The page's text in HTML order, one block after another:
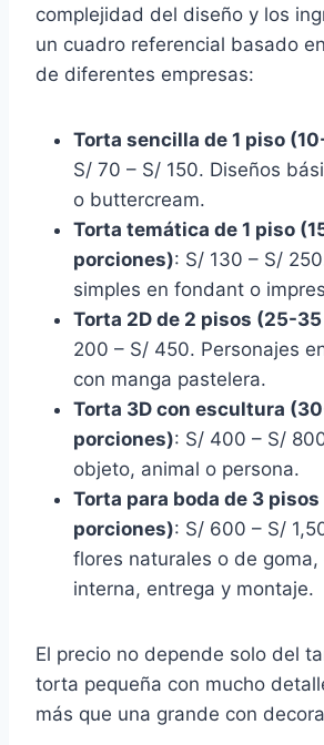
complejidad del diseño y los
un cuadro referencial basado
de diferentes empresas:
Torta sencilla de 1 piso
S/ 70 – S/ 150. Diseños
o buttercream.
Torta temática de 1 piso
porciones): S/ 130 – S/
simples en fondant o
Torta 2D de 2 pisos (25-
200 – S/ 450. Personajes
con manga pastelera.
Torta 3D con escultura
porciones): S/ 400 – S/
objeto, animal o persona.
Torta para boda de 3
porciones): S/ 600 – S/
flores naturales o de
interna, entrega y montaje.
El precio no depende solo del
torta pequeña con mucho
más que una grande con